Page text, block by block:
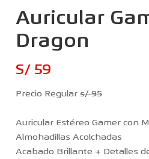
Auricular
Dragon
S/ 59
Precio Regular s/ 95
Auricular Estéreo Gamer con
Almohadillas Acolchadas
Acabado Brillante + Detalles